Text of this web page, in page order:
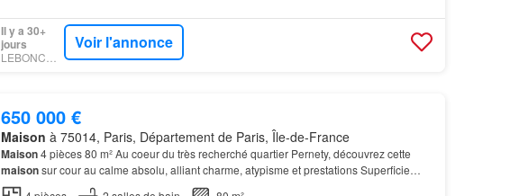
Il y a 30+
jours
LEBONCOIN
Voir l'annonce
650 000 €
Maison à 75014, Paris, Département de Paris, Île-de-France
Maison4 pièces 80 m² Au coeur du très recherché quartier Pernety, découvrez cette
maisonsur cour au calme absolu, alliant charme, atypisme et prestations Superficie
Carrez: 75,70 m2- 80 au sol Un bien de caractère, rare sur…